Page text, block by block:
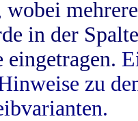
wobei
in der
eingetragen.
zu